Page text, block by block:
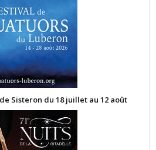
Sisteron du 18 juillet au 12 août